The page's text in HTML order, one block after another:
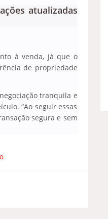
atualizadas
à venda, já que o
de propriedade
tranquila e
“Ao seguir essas
segura e sem